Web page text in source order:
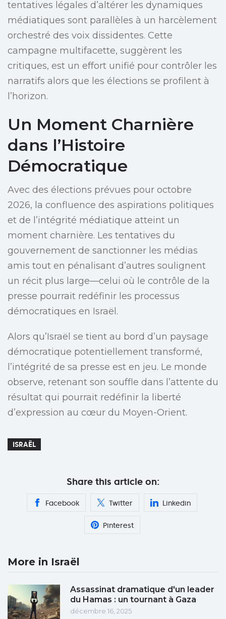
tentatives légales d’altérer les dynamiques
médiatiques sont parallèles à un harcèlement
orchestré des voix dissidentes. Cette
campagne multifacette, suggèrent les
critiques, est un effort unifié pour contrôler les
narratifs alors que les élections se profilent à
l’horizon.
Un Moment Charnière
dans l’Histoire
Démocratique
Avec des élections prévues pour octobre
2026, la confluence des aspirations politiques
et de l’intégrité médiatique atteint un
moment charnière. Les tentatives du
gouvernement de sanctionner les médias
amis tout en pénalisant d’autres soulignent
un récit plus large—celui où le contrôle de la
presse pourrait redéfinir les processus
démocratiques en Israël.
Alors qu’Israël se tient au bord d’un paysage
démocratique potentiellement transformé,
l’intégrité de sa presse est en jeu. Le monde
observe, retenant son souffle dans l’attente du
résultat qui pourrait redéfinir la liberté
d’expression au cœur du Moyen-Orient.
ISRAËL
Share this article on:
Facebook Twitter Linkedin
Pinterest
More in Israël
Assassinat dramatique d'un leader
du Hamas : un tournant à Gaza
décembre 16, 2025